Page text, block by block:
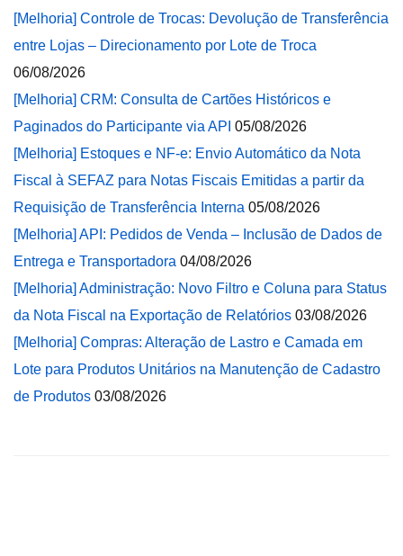
[Melhoria] Controle de Trocas: Devolução de Transferência
entre Lojas – Direcionamento por Lote de Troca
06/08/2026
[Melhoria] CRM: Consulta de Cartões Históricos e
Paginados do Participante via API 05/08/2026
[Melhoria] Estoques e NF-e: Envio Automático da Nota
Fiscal à SEFAZ para Notas Fiscais Emitidas a partir da
Requisição de Transferência Interna 05/08/2026
[Melhoria] API: Pedidos de Venda – Inclusão de Dados de
Entrega e Transportadora 04/08/2026
[Melhoria] Administração: Novo Filtro e Coluna para Status
da Nota Fiscal na Exportação de Relatórios 03/08/2026
[Melhoria] Compras: Alteração de Lastro e Camada em
Lote para Produtos Unitários na Manutenção de Cadastro
de Produtos 03/08/2026